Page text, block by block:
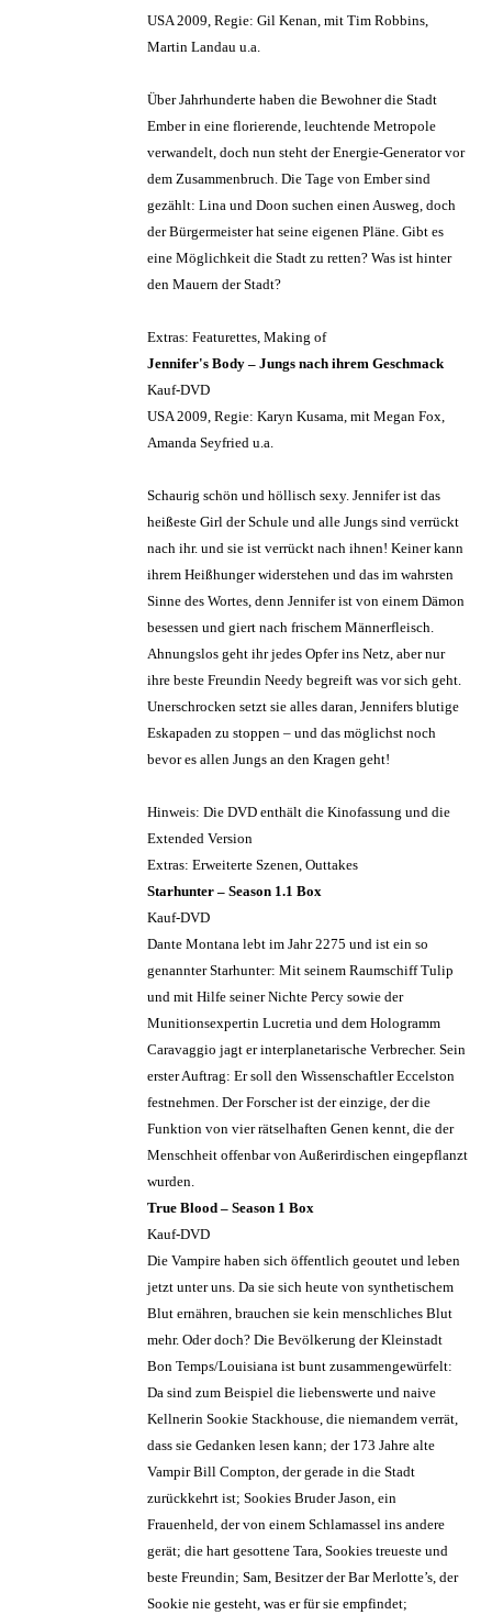
USA 2009, Regie: Gil Kenan, mit Tim Robbins,
Martin Landau u.a.
Über Jahrhunderte haben die Bewohner die Stadt
Ember in eine florierende, leuchtende Metropole
verwandelt, doch nun steht der Energie-Generator vor
dem Zusammenbruch. Die Tage von Ember sind
gezählt: Lina und Doon suchen einen Ausweg, doch
der Bürgermeister hat seine eigenen Pläne. Gibt es
eine Möglichkeit die Stadt zu retten? Was ist hinter
den Mauern der Stadt?
Extras: Featurettes, Making of
Jennifer's Body – Jungs nach ihrem Geschmack
Kauf-DVD
USA 2009, Regie: Karyn Kusama, mit Megan Fox,
Amanda Seyfried u.a.
Schaurig schön und höllisch sexy. Jennifer ist das
heißeste Girl der Schule und alle Jungs sind verrückt
nach ihr. und sie ist verrückt nach ihnen! Keiner kann
ihrem Heißhunger widerstehen und das im wahrsten
Sinne des Wortes, denn Jennifer ist von einem Dämon
besessen und giert nach frischem Männerfleisch.
Ahnungslos geht ihr jedes Opfer ins Netz, aber nur
ihre beste Freundin Needy begreift was vor sich geht.
Unerschrocken setzt sie alles daran, Jennifers blutige
Eskapaden zu stoppen – und das möglichst noch
bevor es allen Jungs an den Kragen geht!
Hinweis: Die DVD enthält die Kinofassung und die
Extended Version
Extras: Erweiterte Szenen, Outtakes
Starhunter – Season 1.1 Box
Kauf-DVD
Dante Montana lebt im Jahr 2275 und ist ein so
genannter Starhunter: Mit seinem Raumschiff Tulip
und mit Hilfe seiner Nichte Percy sowie der
Munitionsexpertin Lucretia und dem Hologramm
Caravaggio jagt er interplanetarische Verbrecher. Sein
erster Auftrag: Er soll den Wissenschaftler Eccelston
festnehmen. Der Forscher ist der einzige, der die
Funktion von vier rätselhaften Genen kennt, die der
Menschheit offenbar von Außerirdischen eingepflanzt
wurden.
True Blood – Season 1 Box
Kauf-DVD
Die Vampire haben sich öffentlich geoutet und leben
jetzt unter uns. Da sie sich heute von synthetischem
Blut ernähren, brauchen sie kein menschliches Blut
mehr. Oder doch? Die Bevölkerung der Kleinstadt
Bon Temps/Louisiana ist bunt zusammengewürfelt:
Da sind zum Beispiel die liebenswerte und naive
Kellnerin Sookie Stackhouse, die niemandem verrät,
dass sie Gedanken lesen kann; der 173 Jahre alte
Vampir Bill Compton, der gerade in die Stadt
zurückkehrt ist; Sookies Bruder Jason, ein
Frauenheld, der von einem Schlamassel ins andere
gerät; die hart gesottene Tara, Sookies treueste und
beste Freundin; Sam, Besitzer der Bar Merlotte’s, der
Sookie nie gesteht, was er für sie empfindet;